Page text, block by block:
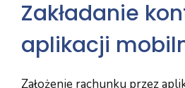
Zakładanie
aplikacji
Założenie rachunku przez